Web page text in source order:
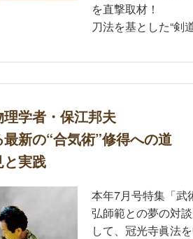
を直撃取材！
刀法を基とした“剣
理学者・保江邦夫
新の“合気術”修得への道
実践
本年7月号特集「武
弘師範との夢の対
して、冠光寺眞法